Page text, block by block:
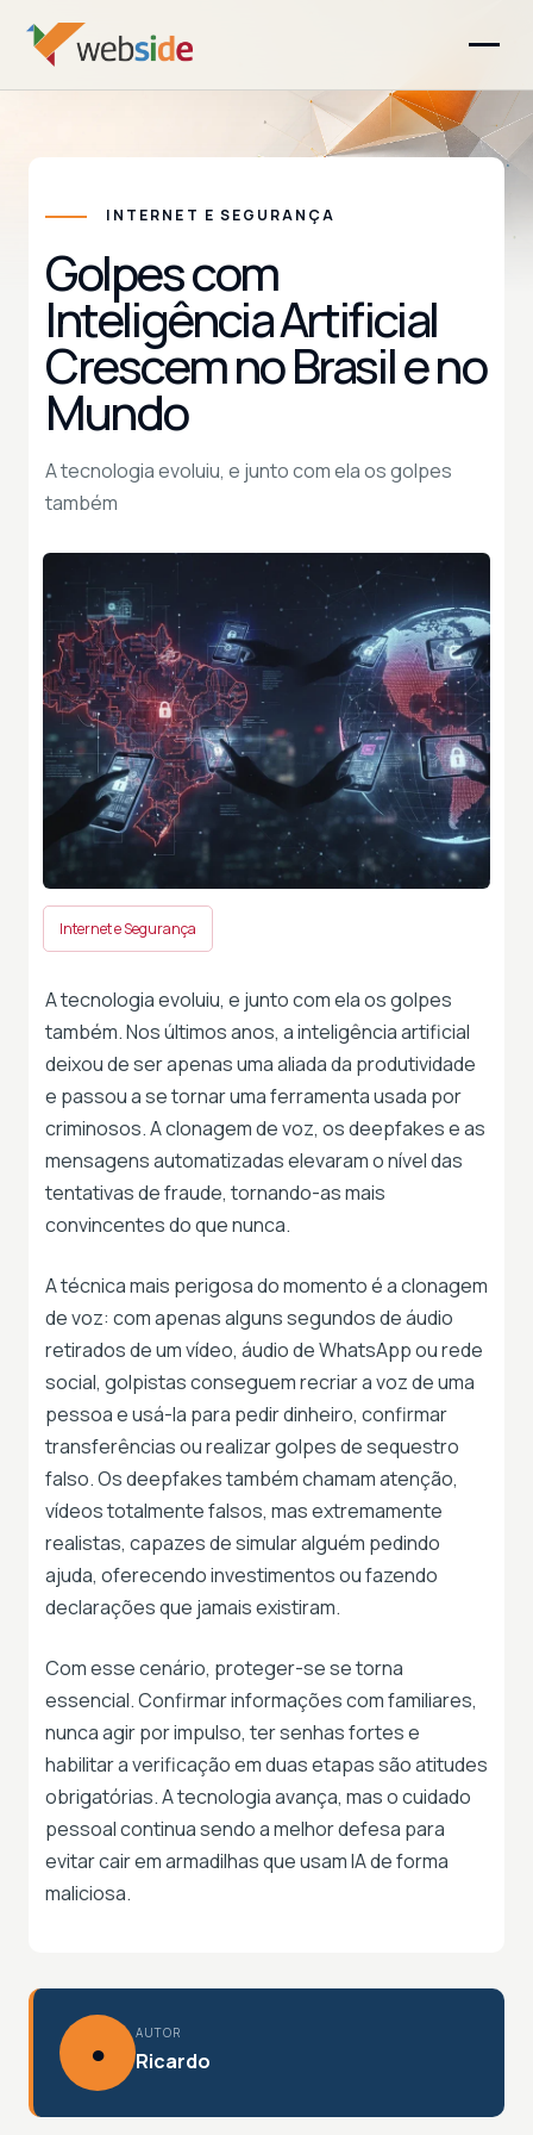
INTERNET E SEGURANÇA
Golpes com
Inteligência Artificial
Crescem no Brasil e no
Mundo
A tecnologia evoluiu, e junto com ela os golpes
também
Internet e Segurança
A tecnologia evoluiu, e junto com ela os golpes
também. Nos últimos anos, a inteligência artificial
deixou de ser apenas uma aliada da produtividade
e passou a se tornar uma ferramenta usada por
criminosos. A clonagem de voz, os deepfakes e as
mensagens automatizadas elevaram o nível das
tentativas de fraude, tornando-as mais
convincentes do que nunca.
A técnica mais perigosa do momento é a clonagem
de voz: com apenas alguns segundos de áudio
retirados de um vídeo, áudio de WhatsApp ou rede
social, golpistas conseguem recriar a voz de uma
pessoa e usá-la para pedir dinheiro, confirmar
transferências ou realizar golpes de sequestro
falso. Os deepfakes também chamam atenção,
vídeos totalmente falsos, mas extremamente
realistas, capazes de simular alguém pedindo
ajuda, oferecendo investimentos ou fazendo
declarações que jamais existiram.
Com esse cenário, proteger-se se torna
essencial. Confirmar informações com familiares,
nunca agir por impulso, ter senhas fortes e
habilitar a verificação em duas etapas são atitudes
obrigatórias. A tecnologia avança, mas o cuidado
pessoal continua sendo a melhor defesa para
evitar cair em armadilhas que usam IA de forma
maliciosa.
●
AUTOR
Ricardo